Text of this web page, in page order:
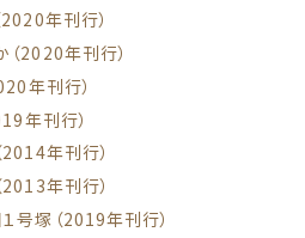
年刊行）
2020年刊行）
年刊行）
年刊行）
年刊行）
年刊行）
号塚（2019年刊行）